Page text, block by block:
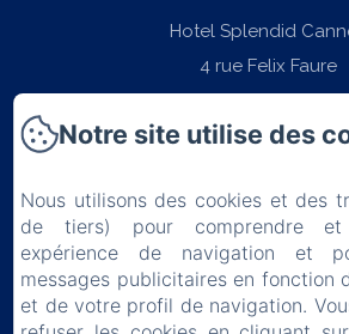
Hotel Splendid
4 rue Felix Faure
Téléphone: +33 (0)4 97
Accueil
Notre site utilise des
Nous utilisons des cookies et des
de tiers) pour comprendre
expérience de navigation et
messages publicitaires en fonction
et de votre profil de navigation.